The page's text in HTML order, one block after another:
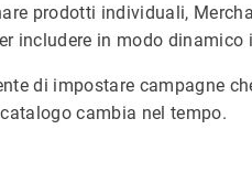
prodotti individuali,
includere in modo
di impostare campagne
cambia nel tempo.